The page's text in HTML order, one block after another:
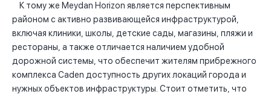
К тому же Meydan Horizon является перспективным
районом с активно развивающейся инфраструктурой,
включая клиники, школы, детские сады, магазины, пляжи и
рестораны, а также отличается наличием удобной
дорожной системы, что обеспечит жителям прибрежного
комплекса Caden доступность других локаций города и
нужных объектов инфраструктуры. Стоит отметить, что